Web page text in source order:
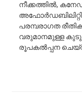
നീക്കത്തിൽ,
അഫോർഡബിലിറ്റി
പരമ്പരാഗത
വരുമാനമുള്ള
രൂപകൽപ്പന